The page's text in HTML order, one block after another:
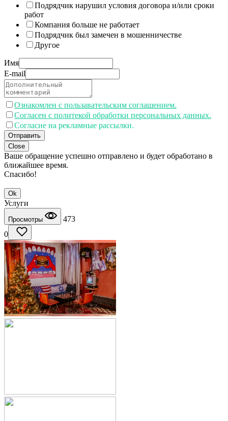
Подрядчик нарушил условия договора и/или сроки
работ
Компания больше не работает
Подрядчик был замечен в мошенничестве
Другое
Имя
E-mail
Ознакомлен с пользавательским соглашением.
Согласен с политекой обработки персональных данных.
Согласие на рекламные рассылки.
Отправить
Close
Ваше обращение успешно отправлено и будет обработано в
ближайшее время.
Спасибо!
Ok
Услуги
Просмотры
473
0